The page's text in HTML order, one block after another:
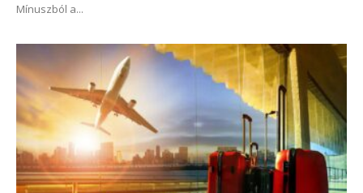
Mínuszból a...